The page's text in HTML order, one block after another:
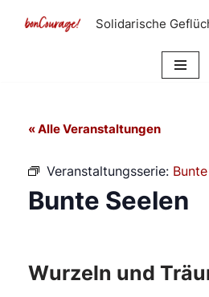
Solidarische
« Alle Veranstaltungen
Veranstaltungsserie:
Bunte Seelen
Wurzeln und